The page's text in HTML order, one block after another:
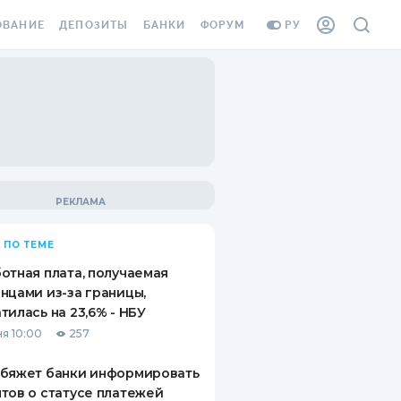
РУ
ВИНЬЕТКА
СОТРУДНИКОВ
ОТ
СЛУЧАЕВ
ДЕПОЗИТЫ
ВОПРОСЫ И ОТВЕТЫ
ПУТЕВОДИТЕЛИ ПО
СБЕРЕЖЕНИЯМ
БАНКИ ФОРУМ
ПО ТЕМЕ
плата, получаемая
из-за границы,
на 23,6% - НБУ
10:00 257
банки информировать
о статусе платежей